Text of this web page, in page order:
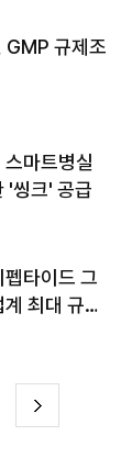
GMP 규제조
마트병실
'씽크' 공급
타이드 그
최대 규모
다